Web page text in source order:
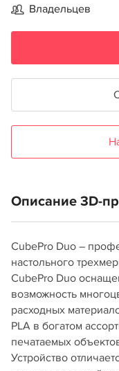
Владельцев
Описание 3D-
CubePro Duo –
настольного
CubePro Duo
возможность
расходных
PLA в богатом
печатаемых
Устройство